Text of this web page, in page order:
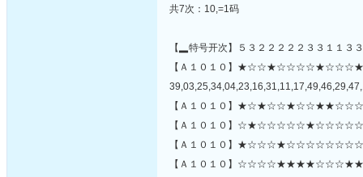
共7次：10,=1码
【▂特号开次】５３２２２２２３３１１３
【Ａ１０１０】
【Ａ１０１０】
【Ａ１０１０】
【Ａ１０１０】
【Ａ１０１０】